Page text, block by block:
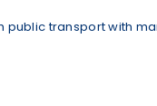
public transport with